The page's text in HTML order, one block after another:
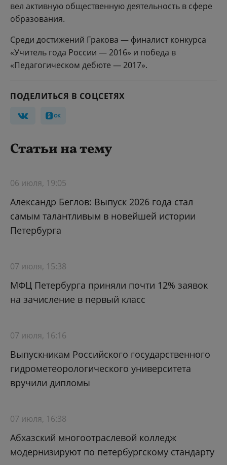
вел активную общественную деятельность в сфере
образования.
Среди достижений Гракова — финалист конкурса
«Учитель года России — 2016» и победа в
«Педагогическом дебюте — 2017».
ПОДЕЛИТЬСЯ В СОЦСЕТЯХ
Статьи на тему
06 июля, 19:05
Александр Беглов: Выпуск 2026 года стал
самым талантливым в новейшей истории
Петербурга
07 июля, 15:38
МФЦ Петербурга приняли почти 12% заявок
на зачисление в первый класс
07 июля, 16:16
Выпускникам Российского государственного
гидрометеорологического университета
вручили дипломы
07 июля, 16:38
Абхазский многоотраслевой колледж
модернизируют по петербургскому стандарту